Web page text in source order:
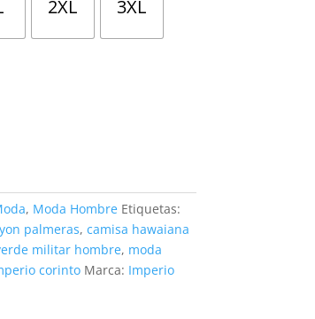
2XL 3XL
, Moda Hombre Etiquetas:
palmeras, camisa hawaiana
militar hombre, moda
corinto Marca: Imperio